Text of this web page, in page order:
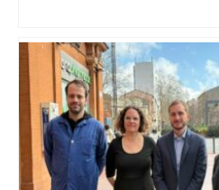
"C’est l’une des plus fortes
fréquentations du circuit" :
est-elle la capitale du poker
ladepeche.fr